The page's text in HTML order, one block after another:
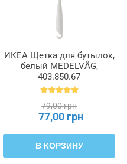
ИКЕА Щетка для бутылок,
белый MEDELVÅG,
403.850.67
79,00 грн
77,00 грн
В КОРЗИНУ